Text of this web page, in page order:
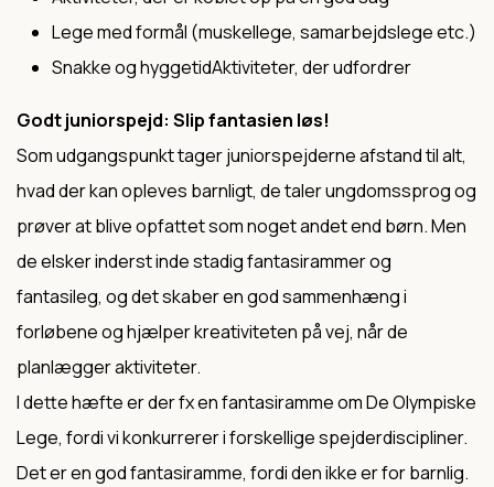
Lege med formål (muskellege, samarbejdslege etc.)
Snakke og hyggetidAktiviteter, der udfordrer
Godt juniorspejd: Slip fantasien løs!
Som udgangspunkt tager juniorspejderne afstand til alt,
hvad der kan opleves barnligt, de taler ungdomssprog og
prøver at blive opfattet som noget andet end børn. Men
de elsker inderst inde stadig fantasirammer og
fantasileg, og det skaber en god sammenhæng i
forløbene og hjælper kreativiteten på vej, når de
planlægger aktiviteter.
I dette hæfte er der fx en fantasiramme om De Olympiske
Lege, fordi vi konkurrerer i forskellige spejderdiscipliner.
Det er en god fantasiramme, fordi den ikke er for barnlig.